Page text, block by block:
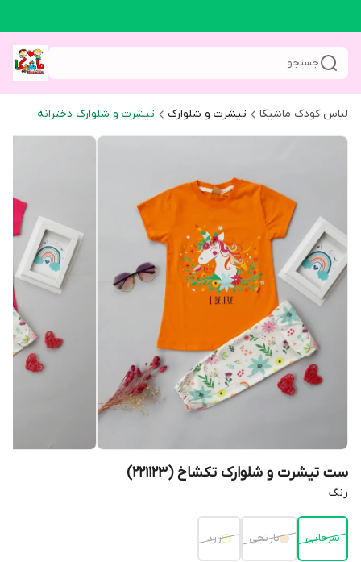
جستجو
لباس کودک ماشیکا تیشرت و شلوارک تیشرت و شلوارک دخترانه
ست تیشرت و شلوارک تکشاخ (221123)
رنگ
سرخابی نارنجی زرد